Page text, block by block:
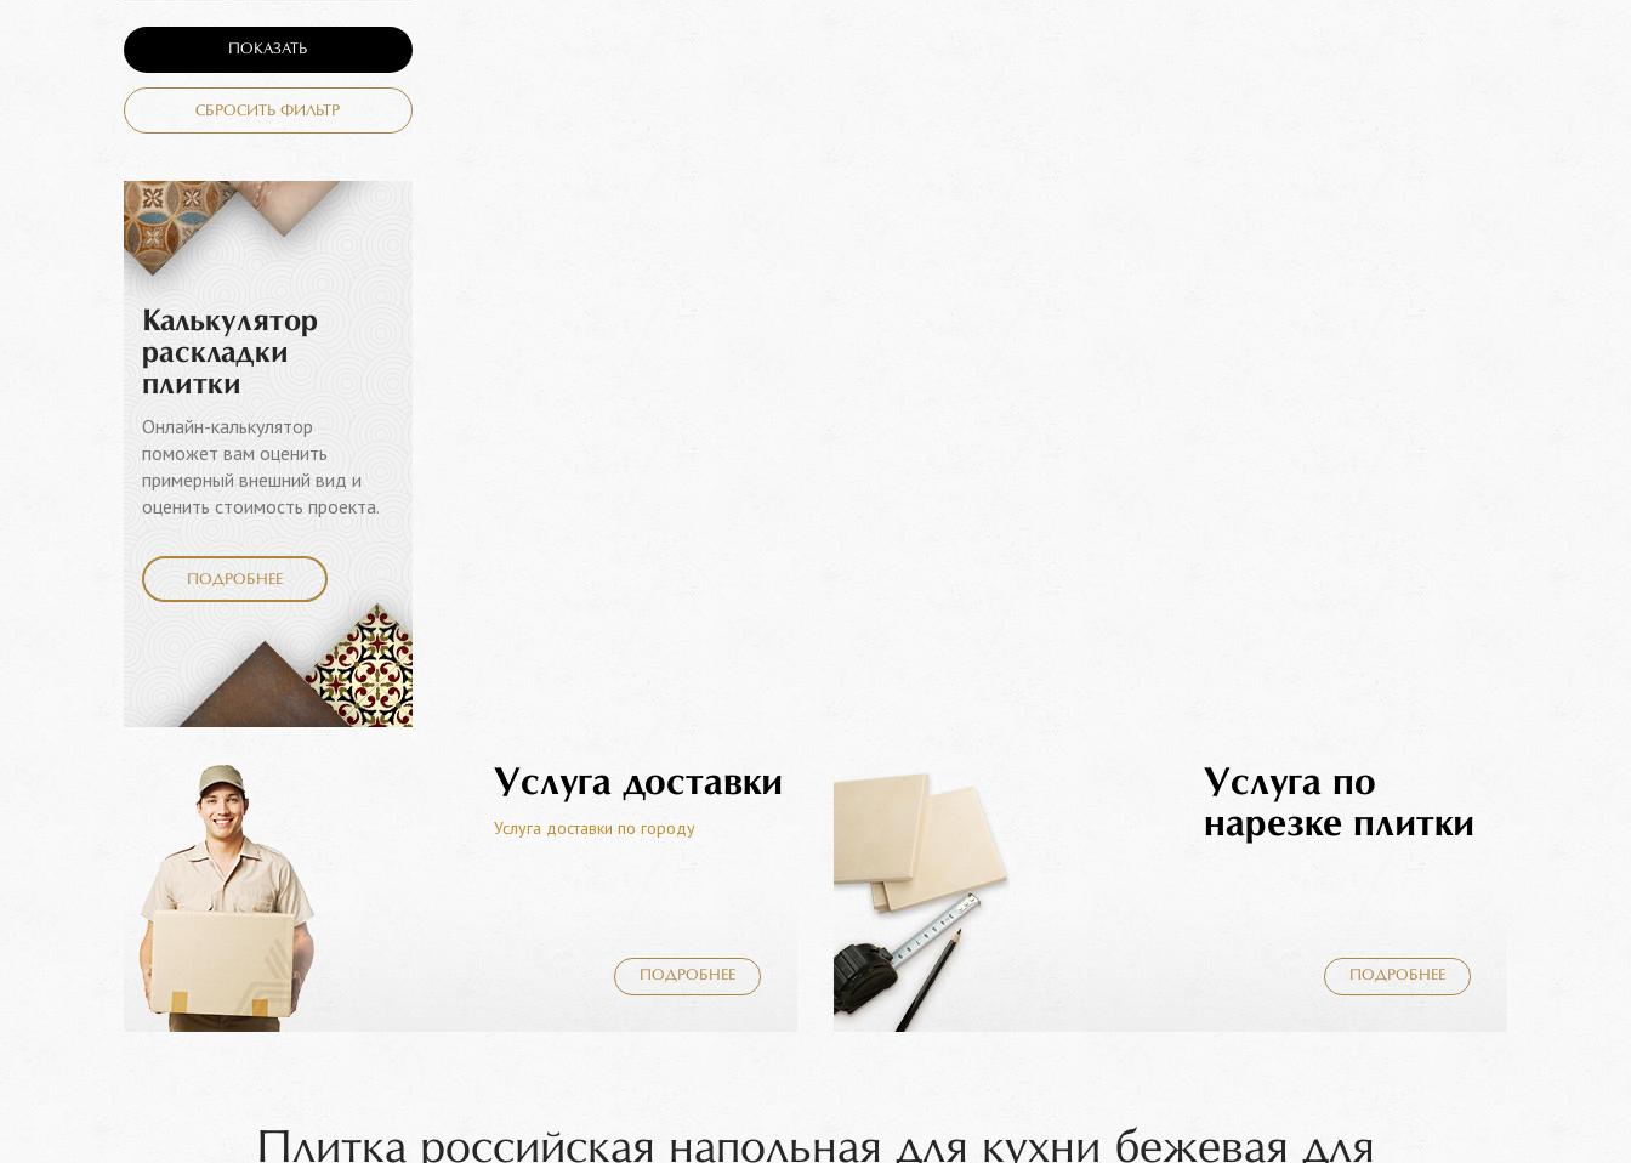
ПОКАЗАТЬ
СБРОСИТЬ ФИЛЬТР
Калькулятор
раскладки
плитки
Онлайн-калькулятор
поможет вам оценить
примерный внешний вид и
оценить стоимость проекта.
ПОДРОБНЕЕ
Услуга доставки
Услуга доставки по городу
ПОДРОБНЕЕ
Услуга по
нарезке плитки
ПОДРОБНЕЕ
Плитка российская напольная для кухни бежевая для